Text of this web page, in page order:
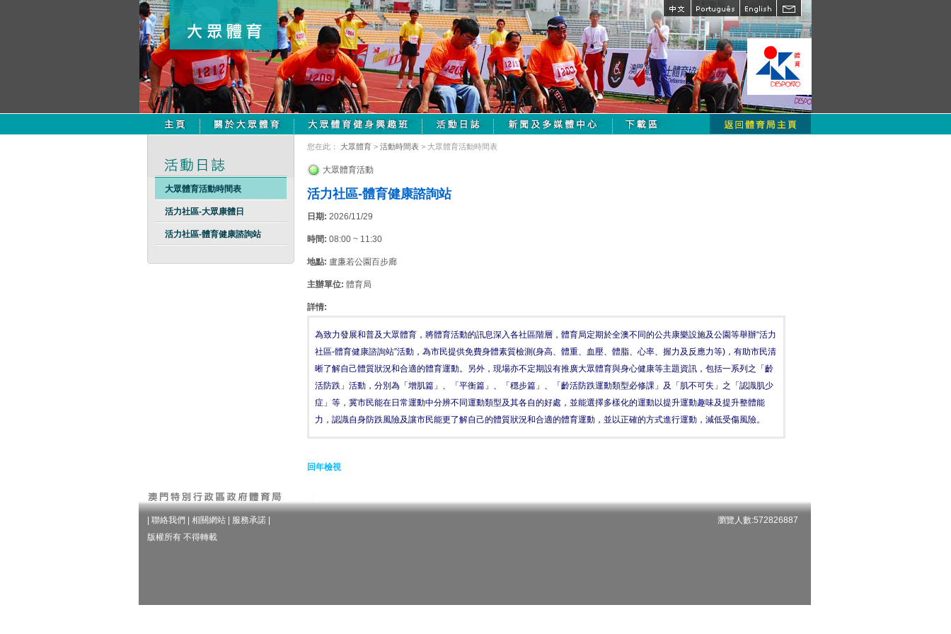
大眾體育活動時間表
活力社區-大眾康體日
活力社區-體育健康諮詢站
您在此： 大眾體育 > 活動時間表 > 大眾體育活動時間表
大眾體育活動
活力社區-體育健康諮詢站
日期: 2026/11/29
時間: 08:00 ~ 11:30
地點: 盧廉若公園百步廊
主辦單位: 體育局
詳情:
為致力發展和普及大眾體育，將體育活動的訊息深入各社區階層，體育局定期於全澳不同的公共康樂設施及公園等舉辦“活力
社區-體育健康諮詢站”活動，為市民提供免費身體素質檢測(身高、體重、血壓、體脂、心率、握力及反應力等)，有助市民清
晰了解自己體質狀況和合適的體育運動。另外，現場亦不定期設有推廣大眾體育與身心健康等主題資訊，包括一系列之「齡
活防跌」活動，分別為「增肌篇」、「平衡篇」、「穩步篇」、「齡活防跌運動類型必修課」及「肌不可失」之「認識肌少
症」等，冀市民能在日常運動中分辨不同運動類型及其各自的好處，並能選擇多樣化的運動以提升運動趣味及提升整體能
力，認識自身防跌風險及讓市民能更了解自己的體質狀況和合適的體育運動，並以正確的方式進行運動，減低受傷風險。
回年檢視
聯絡我們 相關網站 服務承諾
版權所有 不得轉載
瀏覽人數:572826887